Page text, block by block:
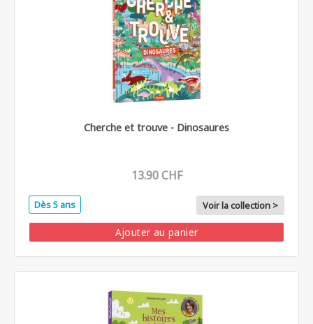
Cherche et trouve - Dinosaures
13.90 CHF
Dès 5 ans Voir la collection >
Ajouter au panier